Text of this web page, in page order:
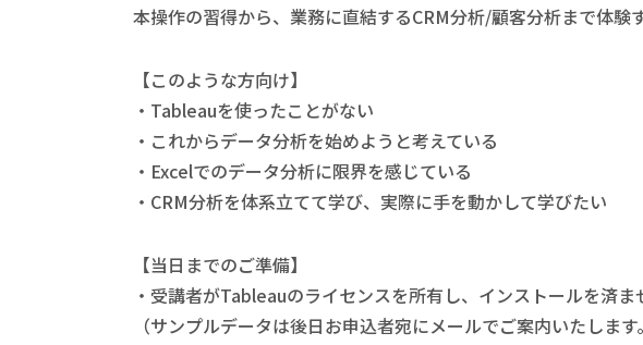
本操作の習得から、業務に直結するCRM分析/顧客分析まで体験
【このような方向け】
・Tableauを使ったことがない
・これからデータ分析を始めようと考えている
・Excelでのデータ分析に限界を感じている
・CRM分析を体系立てて学び、実際に手を動かして学びたい
【当日までのご準備】
・受講者がTableauのライセンスを所有し、インストールを済ま
（サンプルデータは後日お申込者宛にメールでご案内いたします